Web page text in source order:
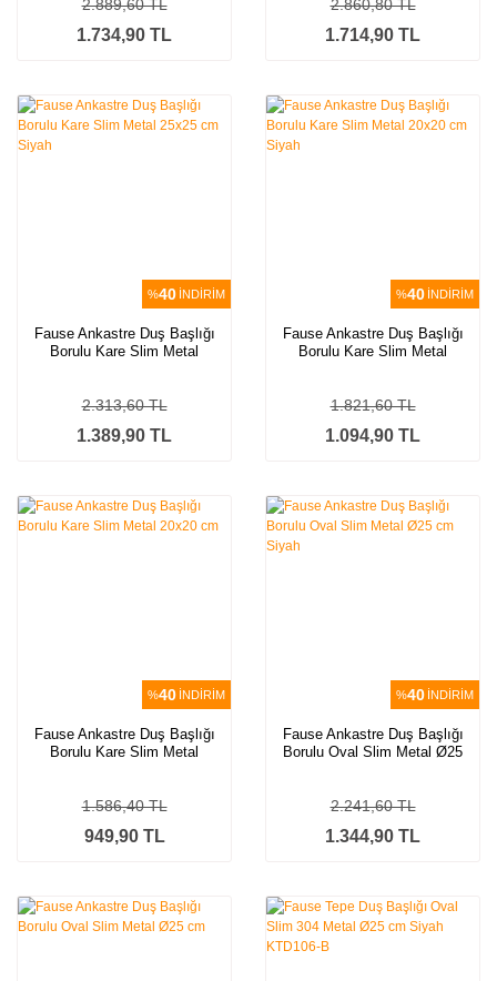
1.734,90 TL
2.889,60 TL
1.714,90 TL
2.860,80 TL
%40 İNDİRİM
Fause Ankastre Duş Başlığı
Borulu Kare Slim Metal
1.389,90 TL
2.313,60 TL
%40 İNDİRİM
Fause Ankastre Duş Başlığı
Borulu Kare Slim Metal
1.094,90 TL
1.821,60 TL
%40 İNDİRİM
Fause Ankastre Duş Başlığı
Borulu Kare Slim Metal
949,90 TL
1.586,40 TL
%40 İNDİRİM
Fause Ankastre Duş Başlığı
Borulu Oval Slim Metal Ø25
1.344,90 TL
2.241,60 TL